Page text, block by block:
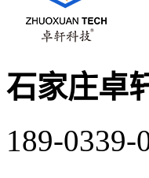
石家庄卓
189-0339-